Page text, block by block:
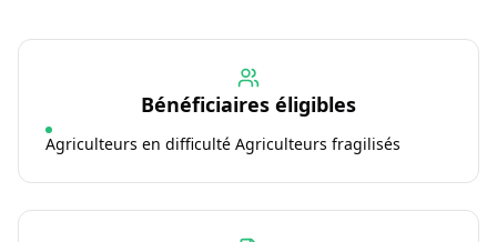
Bénéficiaires éligibles
Agriculteurs en difficulté Agriculteurs fragilisés